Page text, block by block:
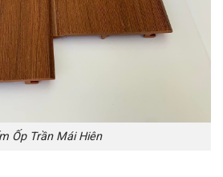
Ốp Trần Mái Hiên